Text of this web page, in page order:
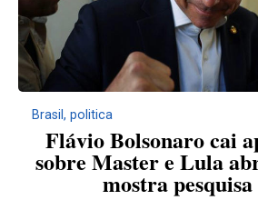
Brasil , politica
Flávio Bolsonaro cai
sobre Master e Lula
mostra